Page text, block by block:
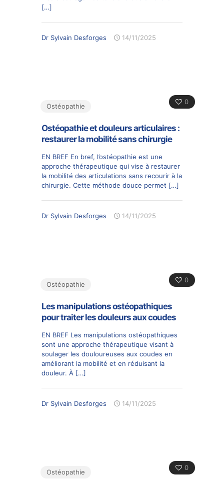
[…]
Dr Sylvain Desforges 14/11/2025
0
Ostéopathie
Ostéopathie et douleurs articulaires :
restaurer la mobilité sans chirurgie
EN BREF En bref, l’ostéopathie est une
approche thérapeutique qui vise à restaurer
la mobilité des articulations sans recourir à la
chirurgie. Cette méthode douce permet […]
Dr Sylvain Desforges 14/11/2025
0
Ostéopathie
Les manipulations ostéopathiques
pour traiter les douleurs aux coudes
EN BREF Les manipulations ostéopathiques
sont une approche thérapeutique visant à
soulager les douloureuses aux coudes en
améliorant la mobilité et en réduisant la
douleur. À […]
Dr Sylvain Desforges 14/11/2025
0
Ostéopathie